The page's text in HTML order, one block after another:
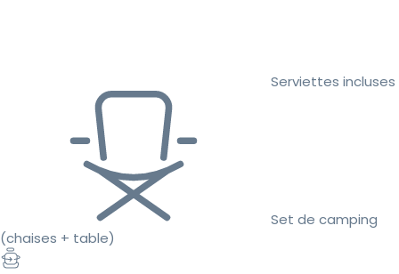
Serviettes incluses
Set de camping
(chaises + table)